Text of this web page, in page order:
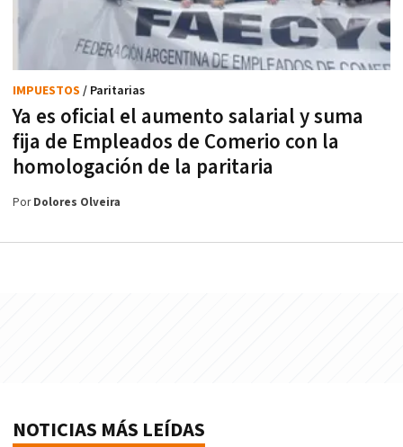
Ya es oficial el aumento salarial y suma
fija de Empleados de Comerio con la
homologación de la paritaria
IMPUESTOS / Paritarias
PorDolores Olveira
NOTICIAS MÁS LEÍDAS